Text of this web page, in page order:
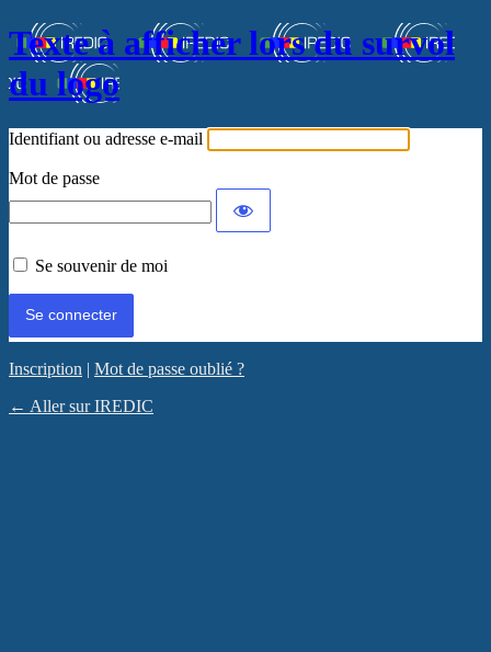
Texte à afficher lors du survol
du logo
Identifiant ou adresse e-mail
Mot de passe
Se souvenir de moi
Inscription | Mot de passe oublié ?
← Aller sur IREDIC